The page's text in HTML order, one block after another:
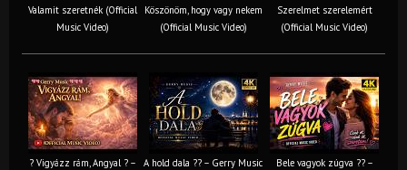
Valamit szeretnék (Official
Music Video)
Köszönöm, hogy vagy nekem
(Official Music Video)
Szerelmet szerelemért
(Official Music Video)
? Vigyázz rám, Angyal ? –
A hold dala ?? – Gerry Music
Bele vagyok zúgva ?? –